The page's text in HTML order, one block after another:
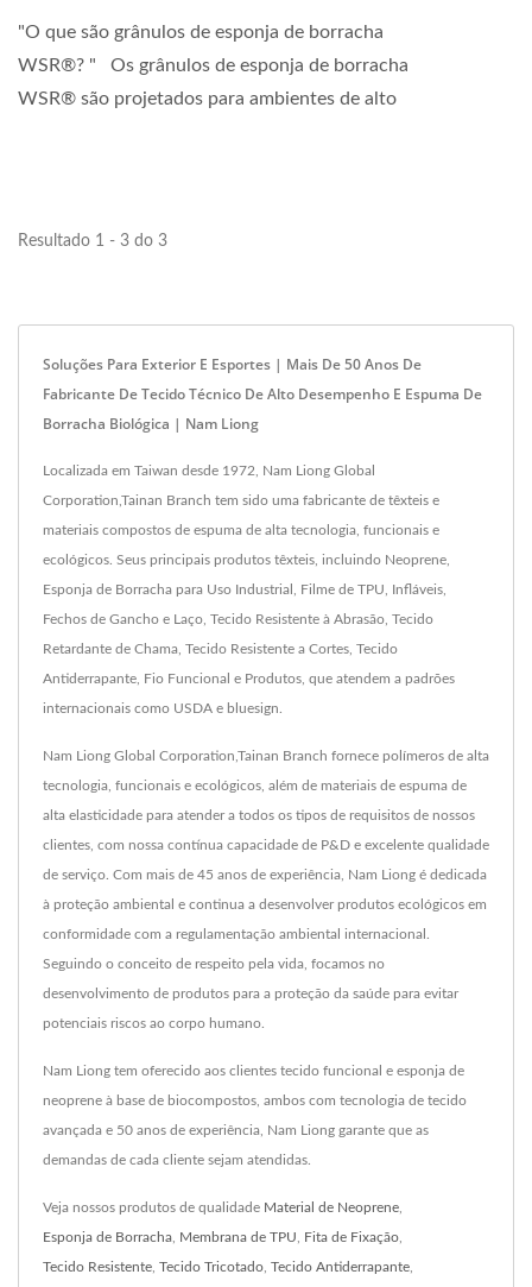
"O que são grânulos de esponja de borracha
WSR®? " Os grânulos de esponja de borracha
WSR® são projetados para ambientes de alto
Resultado 1 - 3 do 3
Soluções Para Exterior E Esportes | Mais De 50 Anos De
Fabricante De Tecido Técnico De Alto Desempenho E Espuma De
Borracha Biológica | Nam Liong
Localizada em Taiwan desde 1972, Nam Liong Global
Corporation,Tainan Branch tem sido uma fabricante de têxteis e
materiais compostos de espuma de alta tecnologia, funcionais e
ecológicos. Seus principais produtos têxteis, incluindo Neoprene,
Esponja de Borracha para Uso Industrial, Filme de TPU, Infláveis,
Fechos de Gancho e Laço, Tecido Resistente à Abrasão, Tecido
Retardante de Chama, Tecido Resistente a Cortes, Tecido
Antiderrapante, Fio Funcional e Produtos, que atendem a padrões
internacionais como USDA e bluesign.
Nam Liong Global Corporation,Tainan Branch fornece polímeros de alta
tecnologia, funcionais e ecológicos, além de materiais de espuma de
alta elasticidade para atender a todos os tipos de requisitos de nossos
clientes, com nossa contínua capacidade de P&D e excelente qualidade
de serviço. Com mais de 45 anos de experiência, Nam Liong é dedicada
à proteção ambiental e continua a desenvolver produtos ecológicos em
conformidade com a regulamentação ambiental internacional.
Seguindo o conceito de respeito pela vida, focamos no
desenvolvimento de produtos para a proteção da saúde para evitar
potenciais riscos ao corpo humano.
Nam Liong tem oferecido aos clientes tecido funcional e esponja de
neoprene à base de biocompostos, ambos com tecnologia de tecido
avançada e 50 anos de experiência, Nam Liong garante que as
demandas de cada cliente sejam atendidas.
Veja nossos produtos de qualidade Material de Neoprene
Esponja de Borracha Membrana de TPU Fita de Fixação
Tecido Resistente Tecido Tricotado Tecido Antiderrapante